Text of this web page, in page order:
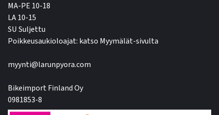
MA-PE 10-18
LA 10-15
SU Suljettu
Poikkeusaukioloajat: katso Myymälät-sivulta
myynti@larunpyora.com
Bikeimport Finland Oy
0981853-8